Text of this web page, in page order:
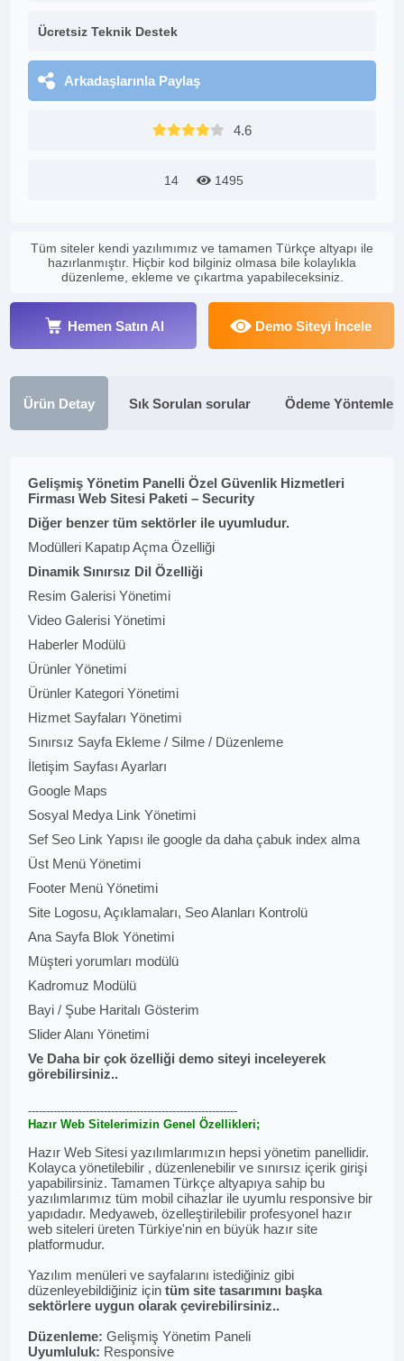
Ücretsiz Teknik Destek
Arkadaşlarınla Paylaş
4.6
14 1495
Tüm siteler kendi yazılımımız ve tamamen Türkçe altyapı ile
hazırlanmıştır. Hiçbir kod bilginiz olmasa bile kolaylıkla
düzenleme, ekleme ve çıkartma yapabileceksiniz.
Hemen Satın Al Demo Siteyi İncele
Ürün Detay Sık Sorulan sorular Ödeme Yöntemleri
Gelişmiş Yönetim Panelli Özel Güvenlik Hizmetleri
Firması Web Sitesi Paketi – Security
Diğer benzer tüm sektörler ile uyumludur.
Modülleri Kapatıp Açma Özelliği
Dinamik Sınırsız Dil Özelliği
Resim Galerisi Yönetimi
Video Galerisi Yönetimi
Haberler Modülü
Ürünler Yönetimi
Ürünler Kategori Yönetimi
Hizmet Sayfaları Yönetimi
Sınırsız Sayfa Ekleme / Silme / Düzenleme
İletişim Sayfası Ayarları
Google Maps
Sosyal Medya Link Yönetimi
Sef Seo Link Yapısı ile google da daha çabuk index alma
Üst Menü Yönetimi
Footer Menü Yönetimi
Site Logosu, Açıklamaları, Seo Alanları Kontrolü
Ana Sayfa Blok Yönetimi
Müşteri yorumları modülü
Kadromuz Modülü
Bayi / Şube Haritalı Gösterim
Slider Alanı Yönetimi
Ve Daha bir çok özelliği demo siteyi inceleyerek
görebilirsiniz..
----------------------------------------------------------
Hazır Web Sitelerimizin Genel Özellikleri;
Hazır Web Sitesi yazılımlarımızın hepsi yönetim panellidir.
Kolayca yönetilebilir , düzenlenebilir ve sınırsız içerik girişi
yapabilirsiniz. Tamamen Türkçe altyapıya sahip bu
yazılımlarımız tüm mobil cihazlar ile uyumlu responsive bir
yapıdadır. Medyaweb, özelleştirilebilir profesyonel hazır
web siteleri üreten Türkiye'nin en büyük hazır site
platformudur.
Yazılım menüleri ve sayfalarını istediğiniz gibi
düzenleyebildiğiniz içintüm site tasarımını başka
sektörlere uygun olarak çevirebilirsiniz..
Düzenleme:Gelişmiş Yönetim Paneli
Uyumluluk: Responsive